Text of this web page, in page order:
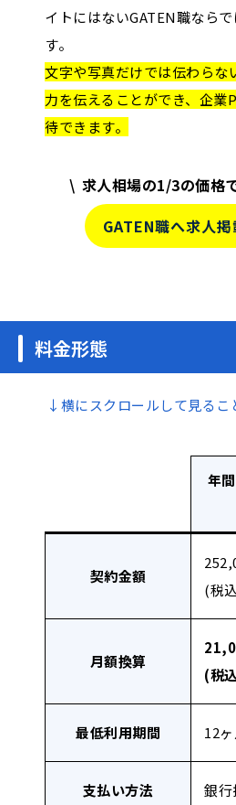
イトにはないGATEN職なら
す。
文字や写真だけでは伝わらな
力を伝えることができ、企業
待できます。
求人相場の1/3の価格
GATEN職へ求人掲
料金形態
↓横にスクロールして見るこ
年
契約金額
(税
月額換算
(税
最低利用期間 12
支払い方法 銀行